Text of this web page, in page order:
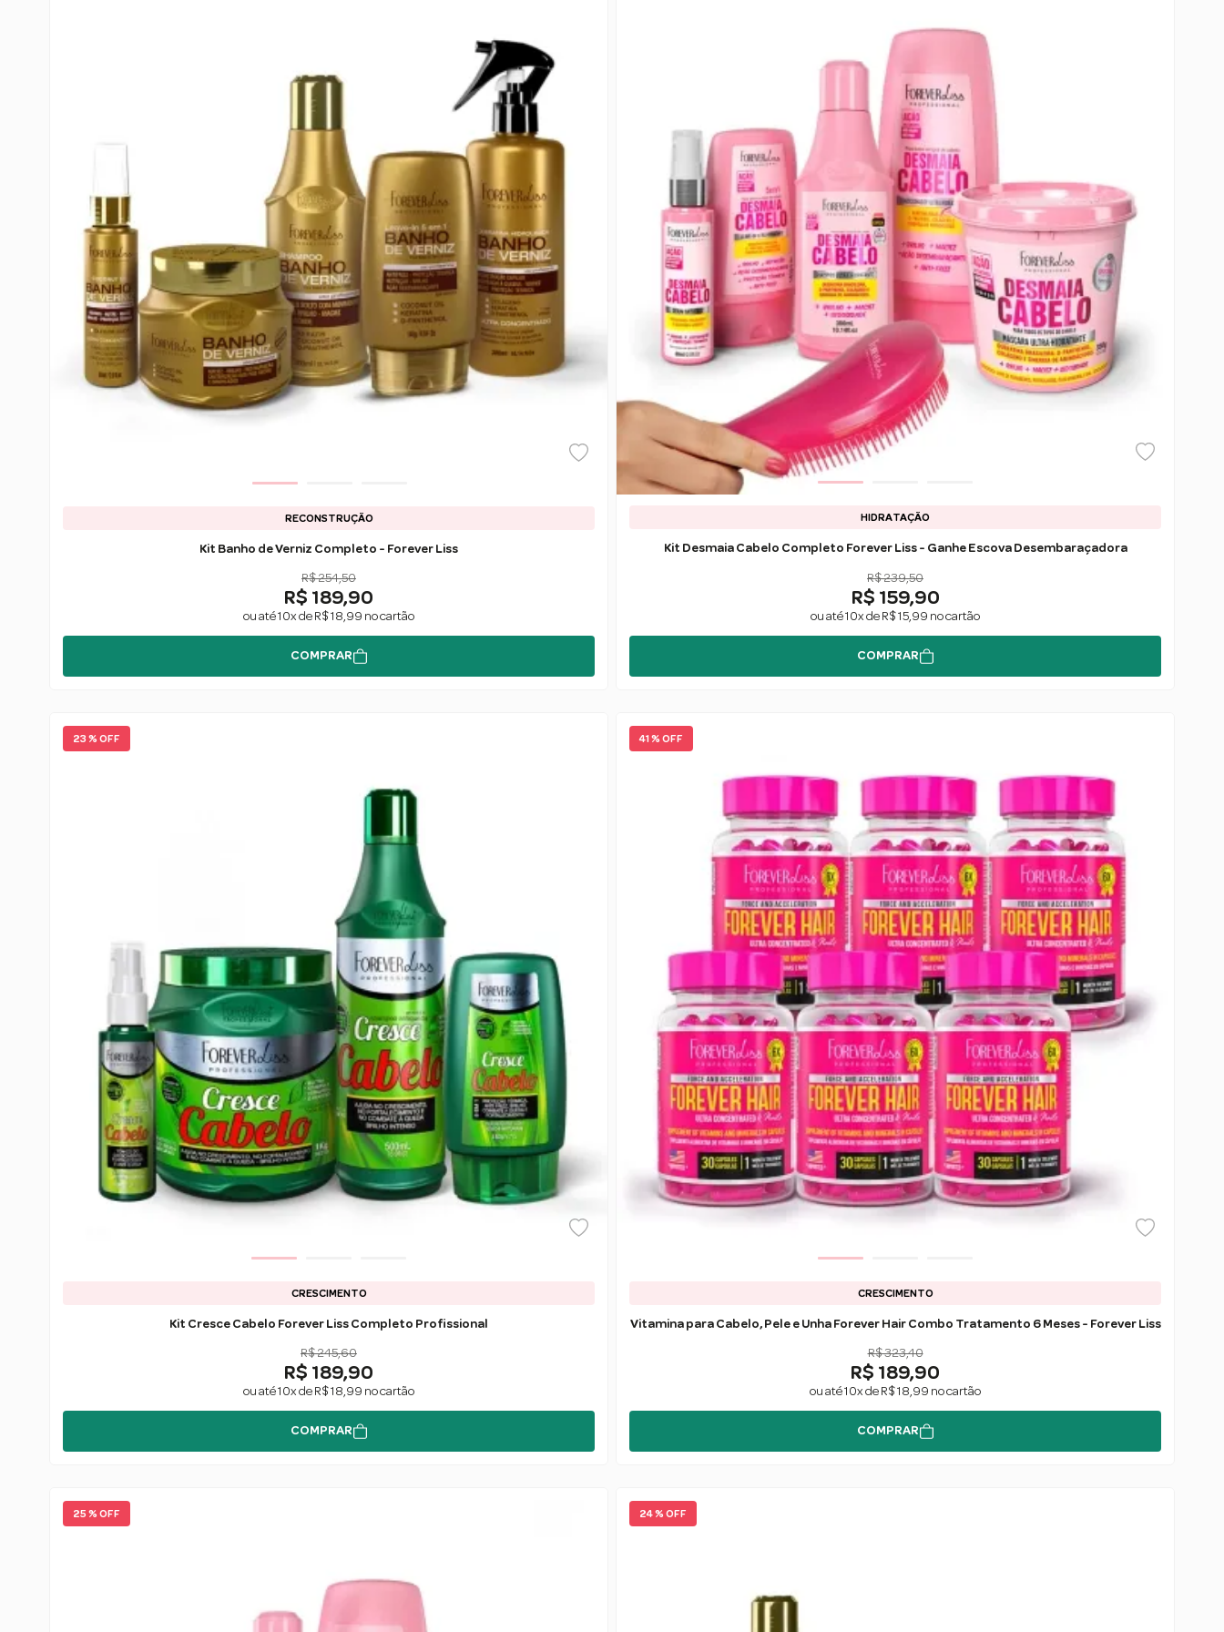
RECONSTRUÇÃO
Kit Banho de Verniz Completo - Forever Liss
R$ 254,50
R$ 189,90
ou até 10x de R$ 18,99 no cartão
COMPRAR
HIDRATAÇÃO
Kit Desmaia Cabelo Completo Forever Liss - Ganhe Escova Desembaraçadora
R$ 239,50
R$ 159,90
ou até 10x de R$ 15,99 no cartão
COMPRAR
23 % OFF
CRESCIMENTO
Kit Cresce Cabelo Forever Liss Completo Profissional
R$ 245,60
R$ 189,90
ou até 10x de R$ 18,99 no cartão
COMPRAR
41 % OFF
CRESCIMENTO
Vitamina para Cabelo, Pele e Unha Forever Hair Combo Tratamento 6 Meses - Forever Liss
R$ 323,40
R$ 189,90
ou até 10x de R$ 18,99 no cartão
COMPRAR
25 % OFF 24 % OFF